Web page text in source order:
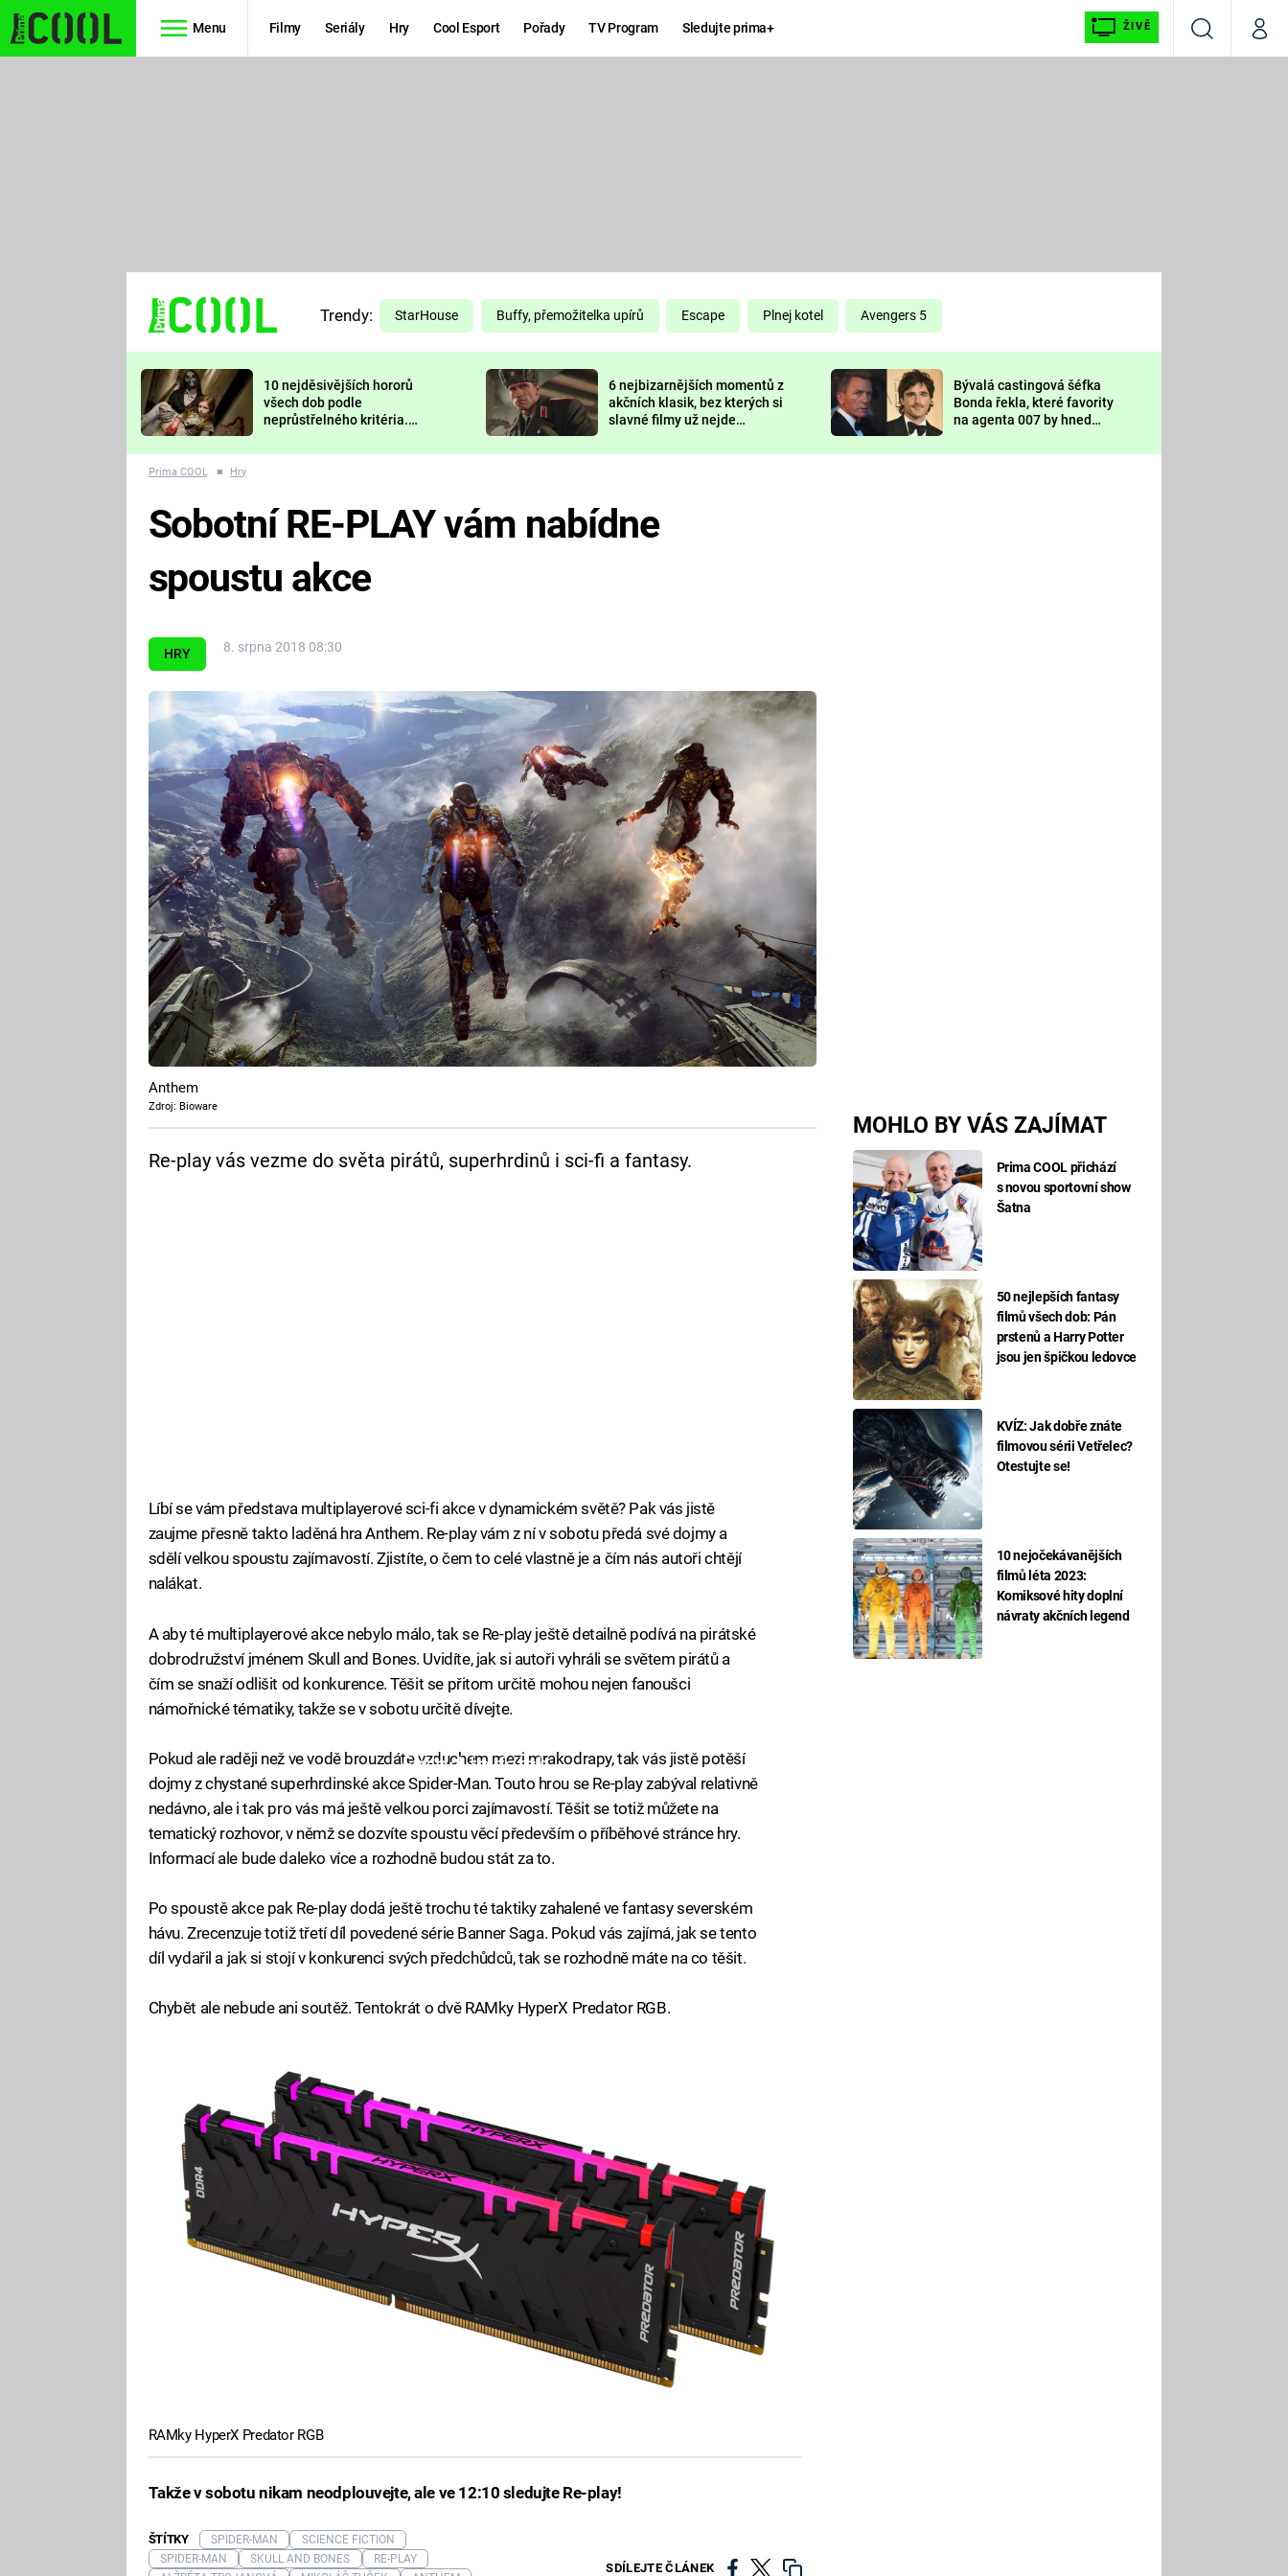
Menu Filmy Seriály Hry Cool Esport Pořady TV Program Sledujte prima+ ŽIVĚ
VyhledáváníMůj
TŘESKU
FUTURAMA
PREDÁTOR
DELIVERANCE
KOMEDIE
CHUCK
NORRIS
DEADPOOL
Prima LAJK
Sledujte nás
Trendy: StarHouse Buffy, přemožitelka upírů Escape Plnej kotel Avengers 5
10 nejděsivějších hororů
všech dob podle
neprůstřelného kritéria.
nejvíc zvednou tep?
6 nejbizarnějších momentů z
akčních klasik, bez kterých si
slavné filmy už nejde
Bývalá castingová šéfka
Bonda řekla, které favority
na agenta 007 by hned
Prima COOL ■ Hry
HRY 8. srpna 2018 08:30
MOHLO BY VÁS ZAJÍMAT
Prima COOL přichází
s novou sportovní show
Šatna
50 nejlepších fantasy
filmů všech dob: Pán
prstenů a Harry Potter
jsou jen špičkou ledovce
KVÍZ: Jak dobře znáte
filmovou sérii Vetřelec?
Otestujte se!
10 nejočekávanějších
filmů léta 2023:
Komiksové hity doplní
návraty akčních legend
Sobotní RE-PLAY vám nabídne
spoustu akce
Anthem
Zdroj: Bioware
Re-play vás vezme do světa pirátů, superhrdinů i sci-fi a fantasy.
Líbí se vám představa multiplayerové sci-fi akce v dynamickém světě? Pak vás jistě
zaujme přesně takto laděná hra Anthem. Re-play vám z ní v sobotu předá své dojmy a
sdělí velkou spoustu zajímavostí. Zjistíte, o čem to celé vlastně je a čím nás autoři chtějí
nalákat.
A aby té multiplayerové akce nebylo málo, tak se Re-play ještě detailně podívá na pirátské
dobrodružství jménem Skull and Bones. Uvidíte, jak si autoři vyhráli se světem pirátů a
čím se snaží odlišit od konkurence. Těšit se přitom určitě mohou nejen fanoušci
námořnické tématiky, takže se v sobotu určitě dívejte.
Failed to fetch
Pokud ale raději než ve vodě brouzdáte vzduchem mezi mrakodrapy, tak vás jistě potěší
dojmy z chystané superhrdinské akce Spider-Man. Touto hrou se Re-play zabýval relativně
nedávno, ale i tak pro vás má ještě velkou porci zajímavostí. Těšit se totiž můžete na
tematický rozhovor, v němž se dozvíte spoustu věcí především o příběhové stránce hry.
Informací ale bude daleko více a rozhodně budou stát za to.
Po spoustě akce pak Re-play dodá ještě trochu té taktiky zahalené ve fantasy severském
hávu. Zrecenzuje totiž třetí díl povedené série Banner Saga. Pokud vás zajímá, jak se tento
díl vydařil a jak si stojí v konkurenci svých předchůdců, tak se rozhodně máte na co těšit.
Chybět ale nebude ani soutěž. Tentokrát o dvě RAMky HyperX Predator RGB.
RAMky HyperX Predator RGB
Takže v sobotu nikam neodplouvejte, ale ve 12:10 sledujte Re-play!
SDÍLEJTE ČLÁNEK
ŠTÍTKY SPIDER-MAN
SCIENCE FICTION
SPIDER-MAN
SKULL AND BONES
RE-PLAY